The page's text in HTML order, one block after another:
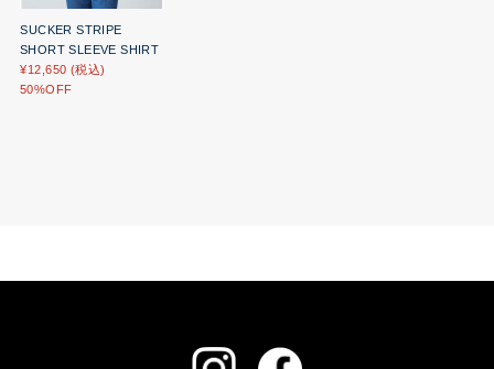
SUCKER STRIPE
SHORT SLEEVE SHIRT
¥12,650 (税込)
50%OFF